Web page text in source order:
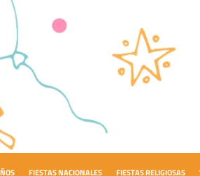
FIESTAS NACIONALES FIESTAS RELIGIOSAS